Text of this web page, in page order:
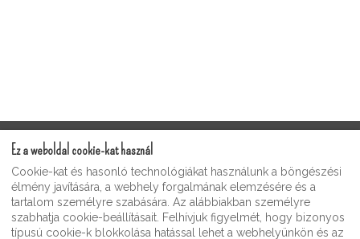
Szolgáltatás feltételei
Moonshine Guest Video Gallery
Adatvédelmi irányelvek
Moonshine Inn Souvenier & Gift Shop
Ez a weboldal cookie-kat használ
Cookie-kat és hasonló technológiákat használunk a böngészési
élmény javítására, a webhely forgalmának elemzésére és a
tartalom személyre szabására. Az alábbiakban személyre
szabhatja cookie-beállításait. Felhívjuk figyelmét, hogy bizonyos
típusú cookie-k blokkolása hatással lehet a webhelyünkön és az